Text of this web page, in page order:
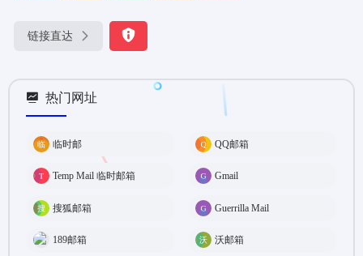
链接直达
热门网址
临时邮 QQ邮箱
Temp Mail 临时邮箱 Gmail
搜狐邮箱 Guerrilla Mail
189邮箱 沃邮箱